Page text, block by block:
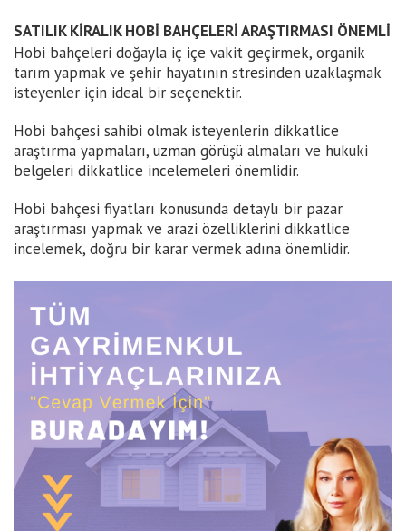
SATILIK KİRALIK HOBİ BAHÇELERİ ARAŞTIRMASI ÖNEMLİ
Hobi bahçeleri doğayla iç içe vakit geçirmek, organik
tarım yapmak ve şehir hayatının stresinden uzaklaşmak
isteyenler için ideal bir seçenektir.
Hobi bahçesi sahibi olmak isteyenlerin dikkatlice
araştırma yapmaları, uzman görüşü almaları ve hukuki
belgeleri dikkatlice incelemeleri önemlidir.
Hobi bahçesi fiyatları konusunda detaylı bir pazar
araştırması yapmak ve arazi özelliklerini dikkatlice
incelemek, doğru bir karar vermek adına önemlidir.